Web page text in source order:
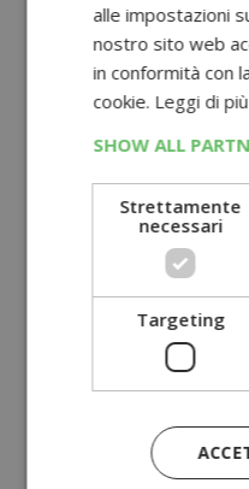
alle impostazioni
nostro sito web
in conformità con
cookie. Leggi di più
SHOW ALL
Strettamente
necessari
Targeting